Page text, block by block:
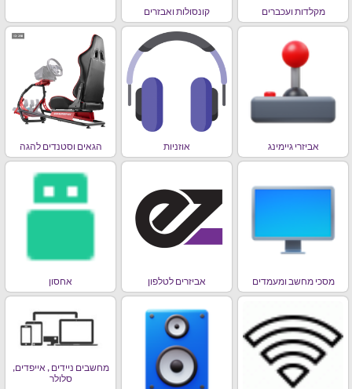
מקלדות ועכברים קונסולות ואבזרים
אביזרי גיימינג אוזניות הגאים וסטנדים להגה
מסכי מחשב ומעמדים אביזרים לטלפון אחסון
מחשבים ניידים , אייפדים,
סלולר